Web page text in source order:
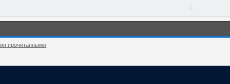
прочитанными